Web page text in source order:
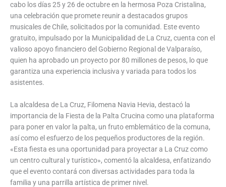
cabo los días 25 y 26 de octubre en la hermosa Poza Cristalina,
una celebración que promete reunir a destacados grupos
musicales de Chile, solicitados por la comunidad. Este evento
gratuito, impulsado por la Municipalidad de La Cruz, cuenta con el
valioso apoyo financiero del Gobierno Regional de Valparaíso,
quien ha aprobado un proyecto por 80 millones de pesos, lo que
garantiza una experiencia inclusiva y variada para todos los
asistentes.
La alcaldesa de La Cruz, Filomena Navia Hevia, destacó la
importancia de la Fiesta de la Palta Crucina como una plataforma
para poner en valor la palta, un fruto emblemático de la comuna,
así como el esfuerzo de los pequeños productores de la región.
«Esta fiesta es una oportunidad para proyectar a La Cruz como
un centro cultural y turístico», comentó la alcaldesa, enfatizando
que el evento contará con diversas actividades para toda la
familia y una parrilla artística de primer nivel.